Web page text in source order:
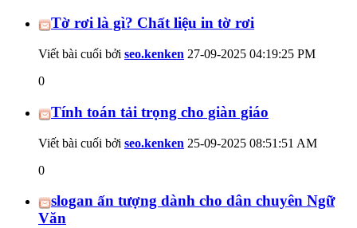
Tờ rơi là gì? Chất liệu in tờ rơi
Viết bài cuối bởi seo.kenken 27-09-2025 04:19:25 PM
0
Tính toán tải trọng cho giàn giáo
Viết bài cuối bởi seo.kenken 25-09-2025 08:51:51 AM
0
slogan ấn tượng dành cho dân chuyên Ngữ
Văn